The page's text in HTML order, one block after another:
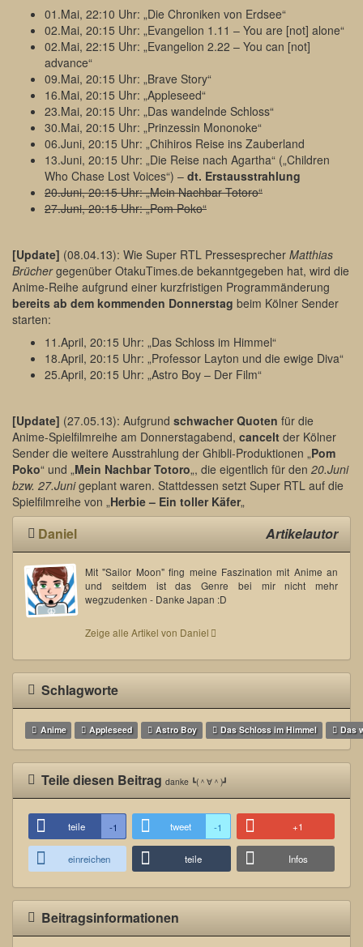
01.Mai, 22:10 Uhr: „Die Chroniken von Erdsee“
02.Mai, 20:15 Uhr: „Evangelion 1.11 – You are [not] alone“
02.Mai, 22:15 Uhr: „Evangelion 2.22 – You can [not]
advance“
09.Mai, 20:15 Uhr: „Brave Story“
16.Mai, 20:15 Uhr: „Appleseed“
23.Mai, 20:15 Uhr: „Das wandelnde Schloss“
30.Mai, 20:15 Uhr: „Prinzessin Mononoke“
06.Juni, 20:15 Uhr: „Chihiros Reise ins Zauberland
13.Juni, 20:15 Uhr: „Die Reise nach Agartha“ („Children
Who Chase Lost Voices“) – dt. Erstausstrahlung
20.Juni, 20:15 Uhr: „Mein Nachbar Totoro“
27.Juni, 20:15 Uhr: „Pom Poko“
[Update] (08.04.13): Wie Super RTL Pressesprecher Matthias
Brüchergegenüber OtakuTimes.de bekanntgegeben hat, wird die
Anime-Reihe aufgrund einer kurzfristigen Programmänderung
bereits ab dem kommenden Donnerstag beim Kölner Sender
starten:
11.April, 20:15 Uhr: „Das Schloss im Himmel“
18.April, 20:15 Uhr: „Professor Layton und die ewige Diva“
25.April, 20:15 Uhr: „Astro Boy – Der Film“
[Update] (27.05.13): Aufgrund schwacher Quoten für die
Anime-Spielfilmreihe am Donnerstagabend, cancelt der Kölner
Sender die weitere Ausstrahlung der Ghibli-Produktionen „Pom
Poko“ und „Mein Nachbar Totoro„, die eigentlich für den 20.Juni
bzw. 27.Junigeplant waren. Stattdessen setzt Super RTL auf die
Spielfilmreihe von „Herbie – Ein toller Käfer„
Daniel Artikelautor
Mit "Sailor Moon" fing meine Faszination mit Anime an
und seitdem ist das Genre bei mir nicht mehr
wegzudenken - Danke Japan :D
Zeige alle Artikel von Daniel
Schlagworte
Anime Appleseed Astro Boy Das Schloss im Himmel Das
Teile diesen Beitragdanke ┗(＾∀＾)┛
teile -1 tweet -1 +1
einreichen teile Infos
Beitragsinformationen